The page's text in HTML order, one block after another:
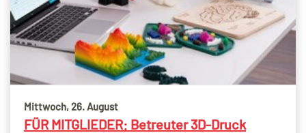
Mittwoch, 26. August
FÜR MITGLIEDER: Betreuter 3D-Druck